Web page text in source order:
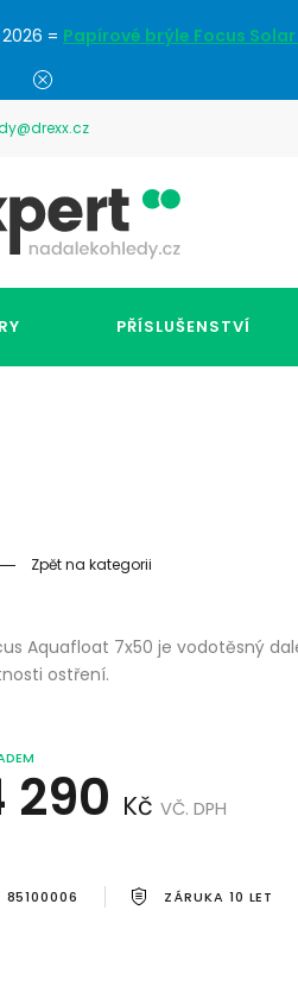
= Papírové brýle Focus Solar
PŘÍSLUŠENSTVÍ
Zpět na kategorii
Aquafloat 7x50 je vodotěsný
ostření.
290 Kč VČ. DPH
85100006 ZÁRUKA 10 LET